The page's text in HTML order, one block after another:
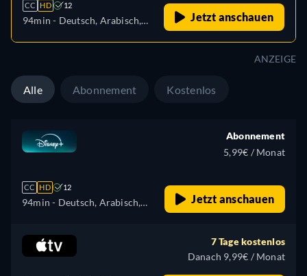
CC HD 12
94min - Deutsch, Arabisch,
Portugiesisch (Brasilien),
Türkisch
Jetzt anschauen
ANZEIGE
Alle Abonnement Kostenlos
CC HD 12
94min - Deutsch, Arabisch,
(Lateinamerika), Französisch,
Italienisch, Polnisch,
Abonnement
5,99€ / Monat
Jetzt anschauen
7 Tage kostenlos
Danach 9,99€ / Monat